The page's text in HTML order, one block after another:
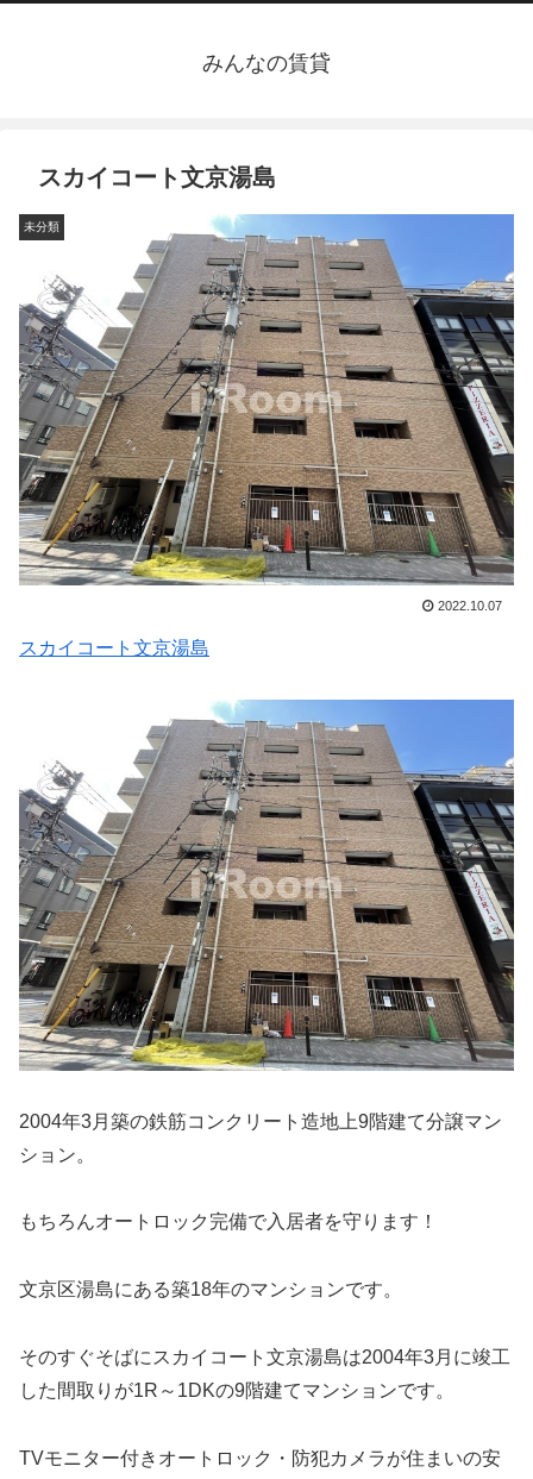
みんなの賃貸
スカイコート文京湯島
未分類
2022.10.07
スカイコート文京湯島
2004年3月築の鉄筋コンクリート造地上9階建て分譲マン
ション。
もちろんオートロック完備で入居者を守ります！
文京区湯島にある築18年のマンションです。
そのすぐそばにスカイコート文京湯島は2004年3月に竣工
した間取りが1R～1DKの9階建てマンションです。
TVモニター付きオートロック・防犯カメラが住まいの安